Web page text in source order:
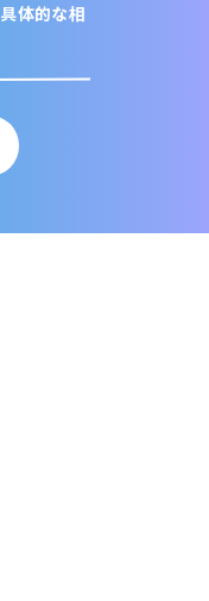
具体的な相